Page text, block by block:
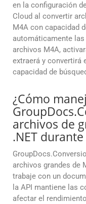
en la configuración
Cloud al convertir
M4A con capacidad
automáticamente
archivos M4A,
extraerá y convertirá
capacidad de
¿Cómo
archivos de
.NET
archivos grandes de
trabaje con un
la API mantiene las
afectar el